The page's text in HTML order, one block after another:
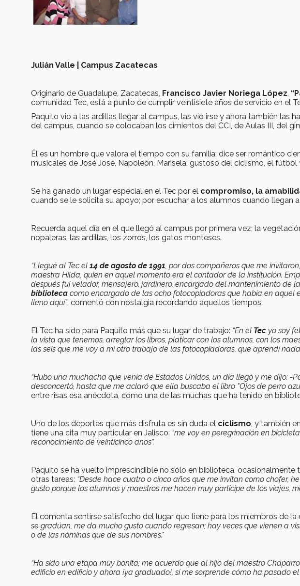
Julián Valle | Campus Zacatecas
Originario de Guadalupe, Zacatecas, Francisco Javier Noriega López,
comunidad Tec, está a punto de cumplir veintisiete años de servicio en el
Paquito vio a las ardillas llegar al campus, las vio irse y ahora también las
del campus, cuando se colocaban los cimientos del CCI, de Aulas III, del
Él es un hombre que valora el tiempo con su familia; dice ser romántico
musicales de José José, Napoleón, Marisela; gustoso del ciclismo, el
Se ha ganado un lugar especial en el Tec por el compromiso, la
cuando se le solicita su apoyo; por escuchar a los alumnos cuando llegan
Recuerda aquel día en el que llegó al campus por primera vez; la
nopaleras, las ardillas, los zorros, los gatos monteses.
“Llegué al Tec el 14 de agosto de 1991, por dos compañeros que me
maestra Hilda, quien en aquel momento era el contador de la institución.
después fui velador, mensajero, jardinero, encargado del mantenimiento de
biblioteca como encargado de las ocho fotocopiadoras que había en aquel
lleno aquí”, comentó con nostalgia recordando aquellos tiempos.
El Tec ha sido para Paquito más que su lugar de trabajo: “En el Tec yo soy
la vista que tenemos, arreglar los libros, platicar con los alumnos, con los
las seis que me voy a mi otro trabajo de las fotocopiadoras, que aprendí nada
“Hubo una muchacha que venía de Estados Unidos, un día llegó y me dijo: -
desconcertó, hasta que me aclaró que ella buscaba el libro "Ojos de perro
entre risas esa anécdota, como una de las muchas que ha tenido en
Uno de los deportes que más disfruta es sin duda el ciclismo, y también
tiene una cita muy particular en Jalisco: “me voy en peregrinación en
reconocimiento de veinticinco años”.
Paquito se ha vuelto imprescindible no sólo en biblioteca,
otras tareas: “Desde hace cuatro o cinco años que me invitan como chofer,
gusto porque los alumnos y maestros me hacen muy partícipe de los viajes,
Él comenta sentirse satisfecho del lugar que tiene para los miembros de la
se gradúan, me da mucho gusto cuando regresan; hay veces que vienen a
o de las nóminas que de sus nombres."
“Ha sido una etapa muy bonita; me acuerdo que al hijo del maestro
edificio en edificio y ahora ¡ya graduado!, sí me sorprende cómo ha pasado